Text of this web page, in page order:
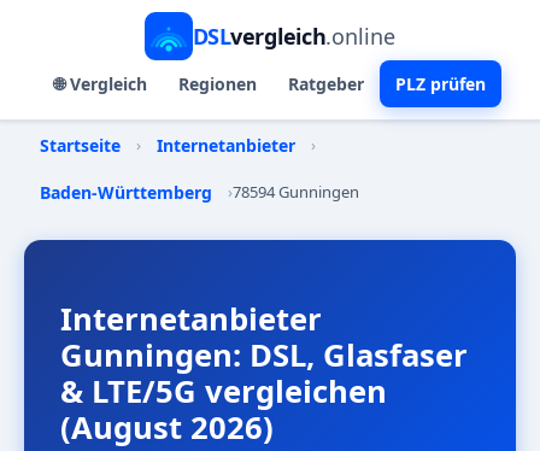
DSLvergleich.online
🌐 Vergleich Regionen Ratgeber PLZ prüfen
Startseite › Internetanbieter ›
Baden-Württemberg ›78594 Gunningen
Internetanbieter
Gunningen: DSL, Glasfaser
& LTE/5G vergleichen
(August 2026)